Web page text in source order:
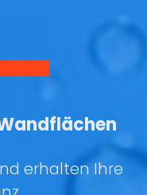
erhalten Ihre